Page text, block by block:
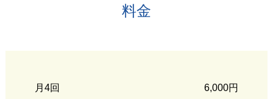
料金
月4回 6,000円